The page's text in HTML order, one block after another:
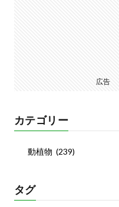
広告
カテゴリー
タグ